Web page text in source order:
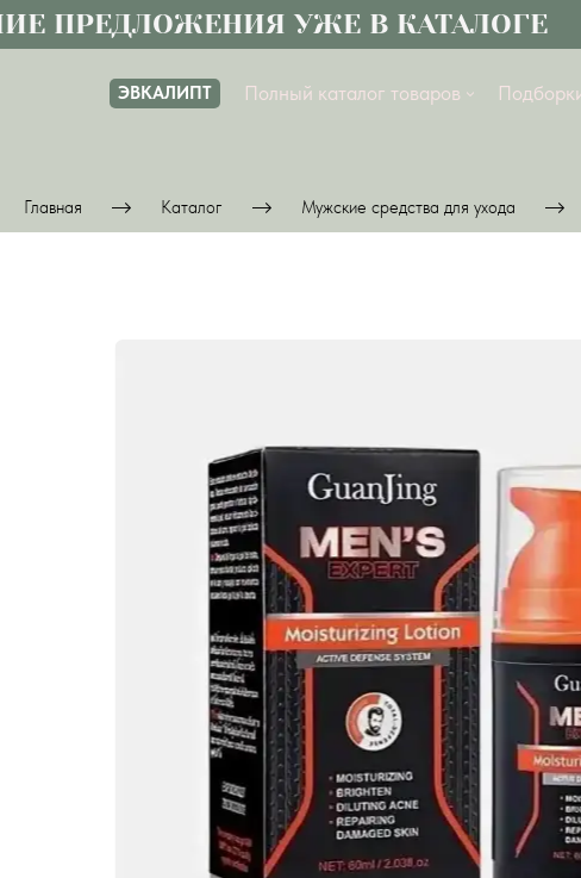
ПРЕДЛОЖЕНИЯ УЖЕ В КАТАЛОГЕ
ЭВКАЛИПТ Полный каталог товаров
Главная Каталог Мужские средства для ухода